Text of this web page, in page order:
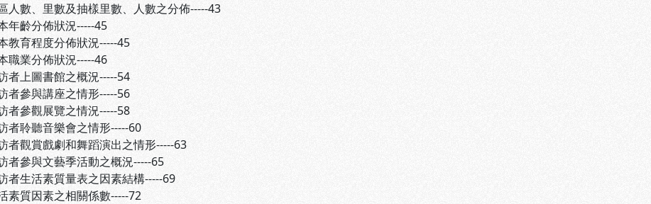
數、里數及抽樣里數、人數之分佈-----43
齡分佈狀況-----45
育程度分佈狀況-----45
業分佈狀況-----46
上圖書館之概況-----54
參與講座之情形-----56
參觀展覽之情況-----58
聆聽音樂會之情形-----60
觀賞戲劇和舞蹈演出之情形-----63
參與文藝季活動之概況-----65
生活素質量表之因素結構-----69
質因素之相關係數-----72